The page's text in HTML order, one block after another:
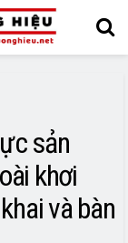
sản
khơi
và bàn